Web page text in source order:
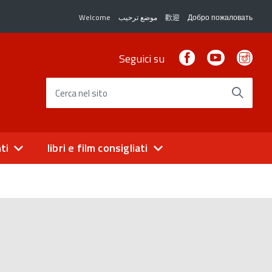
Welcome موضع ترحيب 歡迎 Добро пожаловать
Seguici su FacebookYoutube
Cerca nel sito
libri e film consigliati